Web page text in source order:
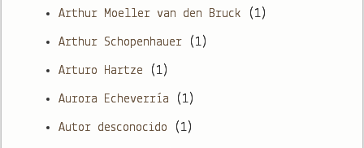
Arthur Moeller van den Bruck (1)
Arthur Schopenhauer (1)
Arturo Hartze (1)
Aurora Echeverría (1)
Autor desconocido (1)